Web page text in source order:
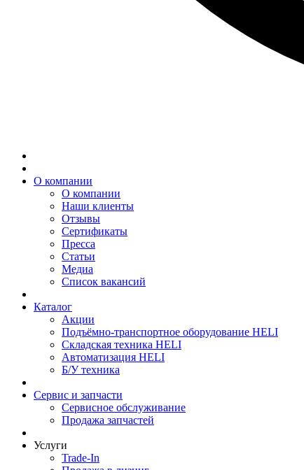
О компании
О компании
Наши клиенты
Отзывы
Сертификаты
Пресса
Статьи
Медиа
Список вакансий
Каталог
Акции
Подъёмно-транспортное оборудование HELI
Складская техника HELI
Автоматизация HELI
Б/У техника
Сервис и запчасти
Сервисное обслуживание
Продажа запчастей
Услуги
Trade-In